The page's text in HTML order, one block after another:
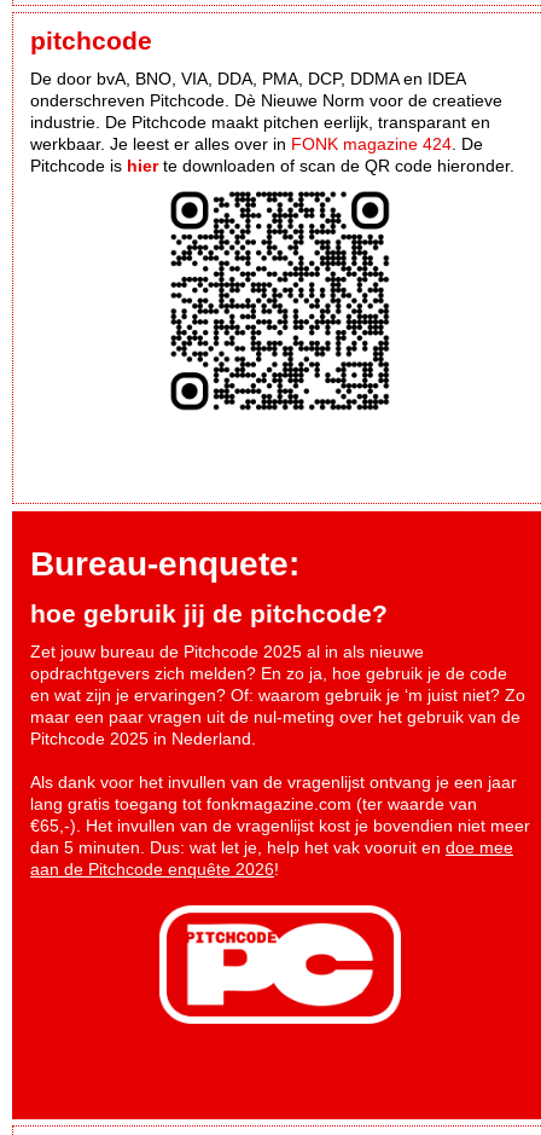
pitchcode
De door bvA, BNO, VIA, DDA, PMA, DCP, DDMA en IDEA
onderschreven Pitchcode. Dè Nieuwe Norm voor de creatieve
industrie. De Pitchcode maakt pitchen eerlijk, transparant en
werkbaar. Je leest er alles over in FONK magazine 424 . De
Pitchcode is hierte downloaden of scan de QR code hieronder.
Bureau-enquete:
hoe gebruik jij de pitchcode?
Zet jouw bureau de Pitchcode 2025 al in als nieuwe
opdrachtgevers zich melden? En zo ja, hoe gebruik je de code
en wat zijn je ervaringen? Of: waarom gebruik je ‘m juist niet? Zo
maar een paar vragen uit de nul-meting over het gebruik van de
Pitchcode 2025 in Nederland.
Als dank voor het invullen van de vragenlijst ontvang je een jaar
lang gratis toegang tot fonkmagazine.com (ter waarde van
€65,-). Het invullen van de vragenlijst kost je bovendien niet meer
dan 5 minuten. Dus: wat let je, help het vak vooruit en doe mee
aan de Pitchcode enquête 2026!